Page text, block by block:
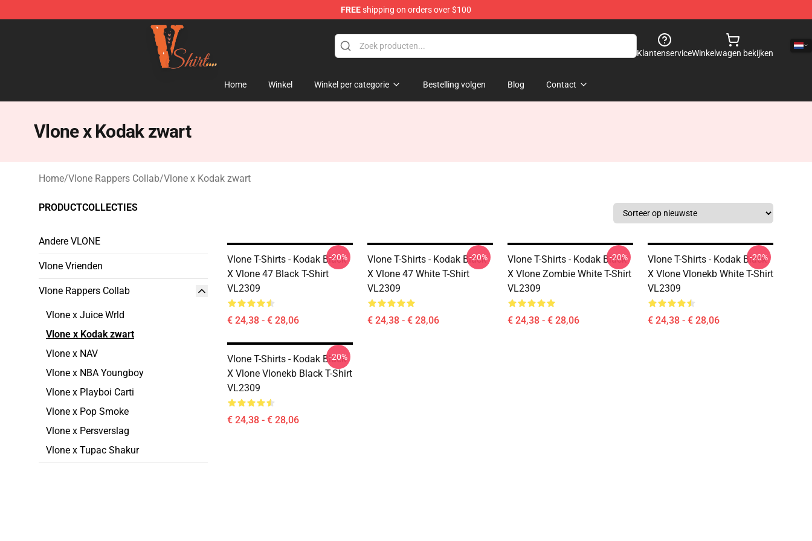
FREEshipping on orders over $100
Vlone Shirt Store - Official Vlone Shirt Shop
KlantenserviceWinkelwagen bekijken
Home Winkel Winkel per categorie Bestelling volgen Blog Contact
Vlone x Kodak zwart
Home/Vlone Rappers Collab/Vlone x Kodak zwart
PRODUCTCOLLECTIES
Andere VLONE
Vlone Vrienden
Vlone Rappers Collab
Vlone x Juice Wrld
Vlone x Kodak zwart
Vlone x NAV
Vlone x NBA Youngboy
Vlone x Playboi Carti
Vlone x Pop Smoke
Vlone x Persverslag
Vlone x Tupac Shakur
Vlone T-Shirts - Kodak Black
X Vlone 47 Black T-Shirt
VL2309
€ 24,38 - € 28,06
-20%
Vlone T-Shirts - Kodak Black
X Vlone 47 White T-Shirt
VL2309
€ 24,38 - € 28,06
-20%
Vlone T-Shirts - Kodak Black
X Vlone Zombie White T-Shirt
VL2309
€ 24,38 - € 28,06
-20%
Vlone T-Shirts - Kodak Black
X Vlone Vlonekb White T-Shirt
VL2309
€ 24,38 - € 28,06
-20%
Vlone T-Shirts - Kodak Black
X Vlone Vlonekb Black T-Shirt
VL2309
€ 24,38 - € 28,06
-20%